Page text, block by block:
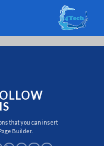
that you can insert
Builder.